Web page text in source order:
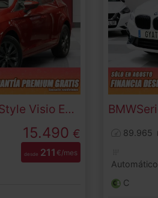
1.6 TDI S&S Style Visio Edition 85 kW (115 CV)
15.490 €
desde 211 €/mes
BMW
89.965
Automático
C